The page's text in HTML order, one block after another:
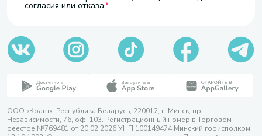
согласия или отказа.
ООО «Кравт». Республика Беларусь, 220012, г. Минск, пр.
Независимости, 76, оф. 103. Регистрационный номер в Торговом
реестре №769481 от 20.02.2026 УНП 100149474 Минский горисполком,